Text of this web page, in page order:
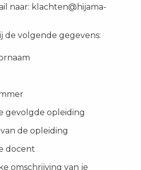
naar: klachten@hijama-
de volgende gegevens:
gevolgde opleiding
de opleiding
docent
omschrijving van je